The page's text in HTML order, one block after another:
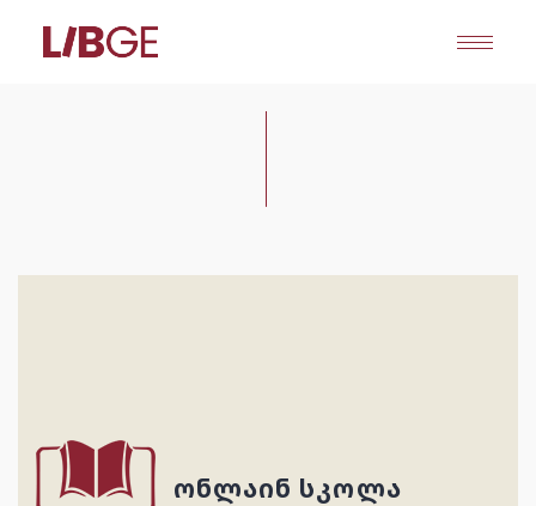
content
ᲝᲜᲚᲐᲘᲜ ᲡᲙᲝᲚᲐ